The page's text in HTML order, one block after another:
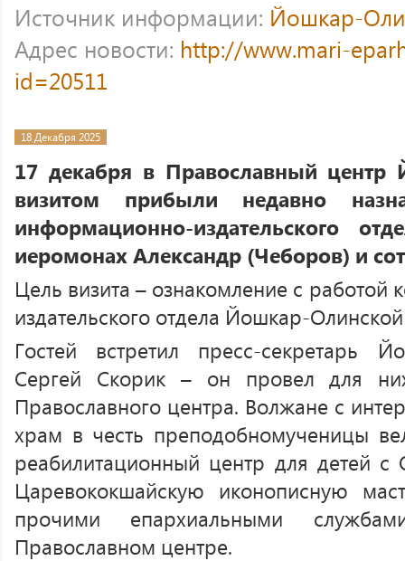
Источник информации: Йошкар-
Адрес новости: http://www.mari-
id=20511
18 Декабря 2025
17 декабря в Православный
визитом прибыли недавно
информационно-издательского
иеромонах Александр (Чеборов) и
Цель визита – ознакомление с
издательского отдела Йошкар-
Гостей встретил пресс-секретарь
Сергей Скорик – он провел для
Православного центра. Волжане с
храм в честь преподобномученицы
реабилитационный центр для детей
Царевококшайскую иконописную
прочими епархиальными
Православном центре.